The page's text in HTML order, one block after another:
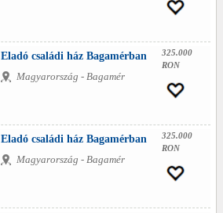
Eladó családi ház Bagamérban
Magyarország - Bagamér
325.000
RON
Eladó családi ház Bagamérban
Magyarország - Bagamér
325.000
RON